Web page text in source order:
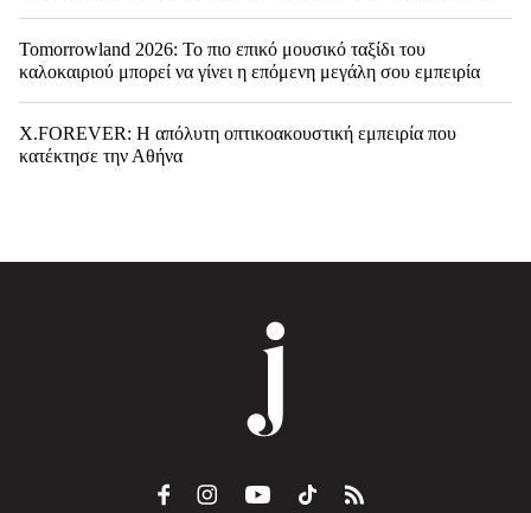
Tomorrowland 2026: Το πιο επικό μουσικό ταξίδι του
καλοκαιριού μπορεί να γίνει η επόμενη μεγάλη σου εμπειρία
X.FOREVER: Η απόλυτη οπτικοακουστική εμπειρία που
κατέκτησε την Αθήνα